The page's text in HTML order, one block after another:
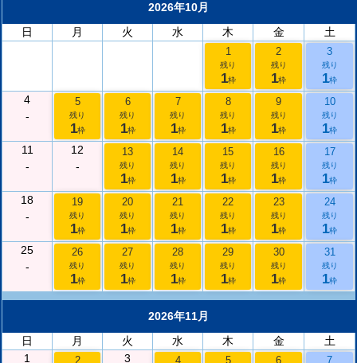
2026年10月
日
月 火 水 木 金 土
1
残り
1枠
2
残り
1枠
3
残り
1枠
4
-
5
残り
1枠
6
残り
1枠
7
残り
1枠
8
残り
1枠
9
残り
1枠
10
残り
1枠
11
-
12
-
13
残り
1枠
14
残り
1枠
15
残り
1枠
16
残り
1枠
17
残り
1枠
18
-
19
残り
1枠
20
残り
1枠
21
残り
1枠
22
残り
1枠
23
残り
1枠
24
残り
1枠
25
-
26
残り
1枠
27
残り
1枠
28
残り
1枠
29
残り
1枠
30
残り
1枠
31
残り
1枠
2026年11月
日
月 火 水 木 金
土
1
2 3 4 5 6 7